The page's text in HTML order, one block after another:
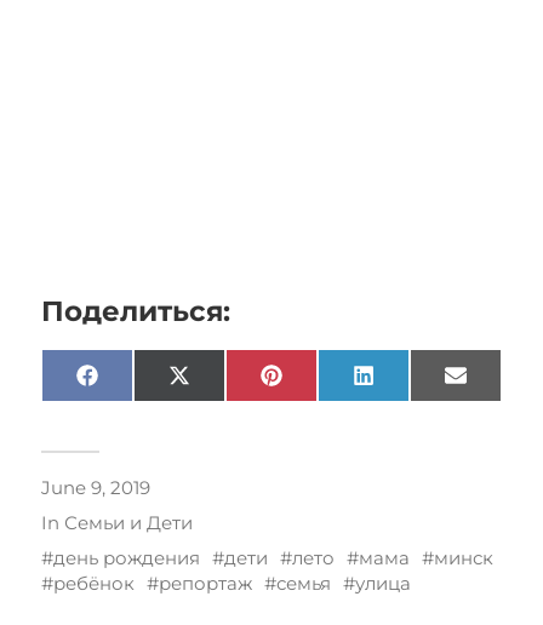
Поделиться:
Facebook X
(Twitter)
Pinterest LinkedIn Email
June 9, 2019
In Семьи и Дети
день рождения
дети лето мама
минск
ребёнок
репортаж семья улица